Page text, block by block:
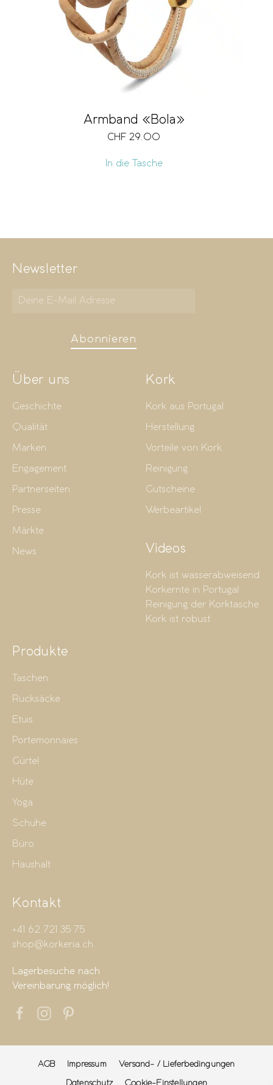
Armband «Bola»
CHF 29.00
In die Tasche
Newsletter
Abonnieren
Über uns
Geschichte
Qualität
Marken
Engagement
Partnerseiten
Presse
Märkte
News
Kork
Kork aus Portugal
Herstellung
Vorteile von Kork
Reinigung
Gutscheine
Werbeartikel
Videos
Kork ist wasserabweisend
Korkernte in Portugal
Reinigung der Korktasche
Kork ist robust
Produkte
Taschen
Rucksäcke
Etuis
Portemonnaies
Gürtel
Hüte
Yoga
Schuhe
Büro
Haushalt
Kontakt
+41 62 721 35 75
shop@korkeria.ch
Lagerbesuche nach
Vereinbarung möglich!
AGB Impressum
Versand- / Lieferbedingungen
Datenschutz
Cookie-Einstellungen